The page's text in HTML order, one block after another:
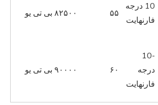
10 درجه
فارنهایت
۵۵ ۸۲۵۰۰ بی تی یو
-10
درجه
فارنهایت
۶۰ ۹۰۰۰۰ بی تی یو